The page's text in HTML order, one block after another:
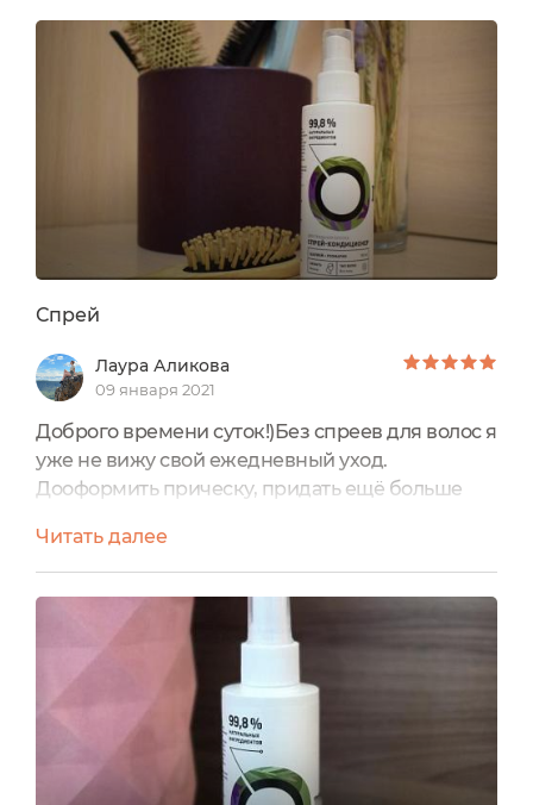
выиграть сертификат в инсте аж на 10 тыс.руб.
Вот я оторвалась, дня 4 изучала весь
ассортимент и набрала всего всего на
пробу. Могу с полной уверенностью...
Спрей
Лаура Аликова
09 января 2021
Доброго времени суток!)Без спреев для волос я
уже не вижу свой ежедневный уход.
Дооформить прическу, придать ещё больше
термо - приборов. В этот раз мне помогал
спрей - кондиционер для волос от ТМ Onme.
Вот нравится мне лаконичное, модное
оформление продукции бренда. И таблица на
главной стороне ответит на все вопросы 'кому,
куда, зачем и почему'.Так же...
Читать далее